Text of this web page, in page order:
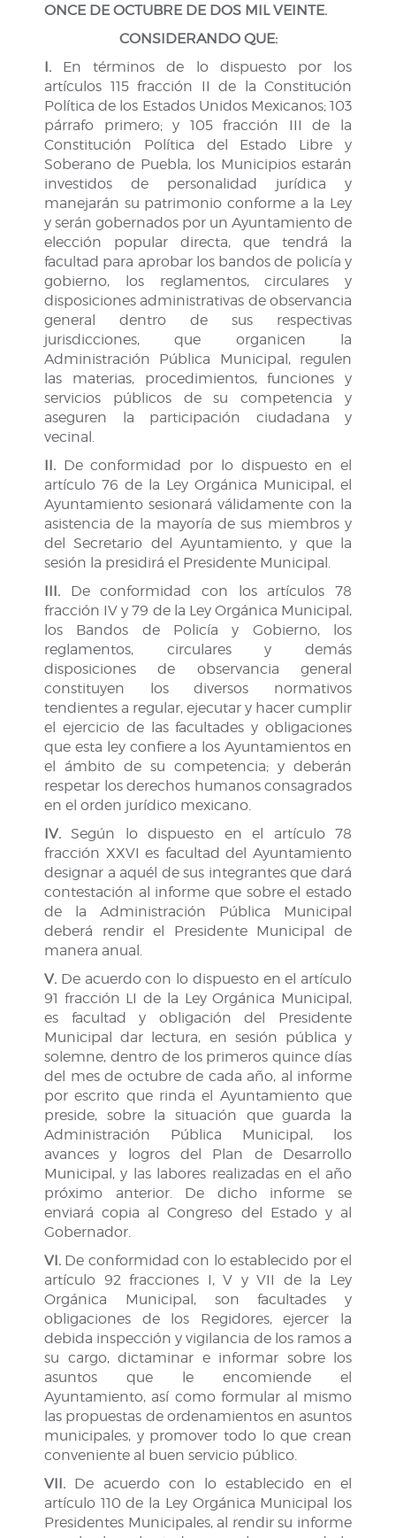
ONCE DE OCTUBRE DE DOS MIL VEINTE.
CONSIDERANDO QUE:
I. En términos de lo dispuesto por los
artículos 115 fracción II de la Constitución
Política de los Estados Unidos Mexicanos; 103
párrafo primero; y 105 fracción III de la
Constitución Política del Estado Libre y
Soberano de Puebla, los Municipios estarán
investidos de personalidad jurídica y
manejarán su patrimonio conforme a la Ley
y serán gobernados por un Ayuntamiento de
elección popular directa, que tendrá la
facultad para aprobar los bandos de policía y
gobierno, los reglamentos, circulares y
disposiciones administrativas de observancia
general dentro de sus respectivas
jurisdicciones, que organicen la
Administración Pública Municipal, regulen
las materias, procedimientos, funciones y
servicios públicos de su competencia y
aseguren la participación ciudadana y
vecinal.
II. De conformidad por lo dispuesto en el
artículo 76 de la Ley Orgánica Municipal, el
Ayuntamiento sesionará válidamente con la
asistencia de la mayoría de sus miembros y
del Secretario del Ayuntamiento, y que la
sesión la presidirá el Presidente Municipal.
III. De conformidad con los artículos 78
fracción IV y 79 de la Ley Orgánica Municipal,
los Bandos de Policía y Gobierno, los
reglamentos, circulares y demás
disposiciones de observancia general
constituyen los diversos normativos
tendientes a regular, ejecutar y hacer cumplir
el ejercicio de las facultades y obligaciones
que esta ley confiere a los Ayuntamientos en
el ámbito de su competencia; y deberán
respetar los derechos humanos consagrados
en el orden jurídico mexicano.
IV. Según lo dispuesto en el artículo 78
fracción XXVI es facultad del Ayuntamiento
designar a aquél de sus integrantes que dará
contestación al informe que sobre el estado
de la Administración Pública Municipal
deberá rendir el Presidente Municipal de
manera anual.
V. De acuerdo con lo dispuesto en el artículo
91 fracción LI de la Ley Orgánica Municipal,
es facultad y obligación del Presidente
Municipal dar lectura, en sesión pública y
solemne, dentro de los primeros quince días
del mes de octubre de cada año, al informe
por escrito que rinda el Ayuntamiento que
preside, sobre la situación que guarda la
Administración Pública Municipal, los
avances y logros del Plan de Desarrollo
Municipal, y las labores realizadas en el año
próximo anterior. De dicho informe se
enviará copia al Congreso del Estado y al
Gobernador.
VI. De conformidad con lo establecido por el
artículo 92 fracciones I, V y VII de la Ley
Orgánica Municipal, son facultades y
obligaciones de los Regidores, ejercer la
debida inspección y vigilancia de los ramos a
su cargo, dictaminar e informar sobre los
asuntos que le encomiende el
Ayuntamiento, así como formular al mismo
las propuestas de ordenamientos en asuntos
municipales, y promover todo lo que crean
conveniente al buen servicio público.
VII. De acuerdo con lo establecido en el
artículo 110 de la Ley Orgánica Municipal los
Presidentes Municipales, al rendir su informe